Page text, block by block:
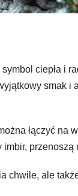
ciepła i
smak i
łączyć na
chwile, ale